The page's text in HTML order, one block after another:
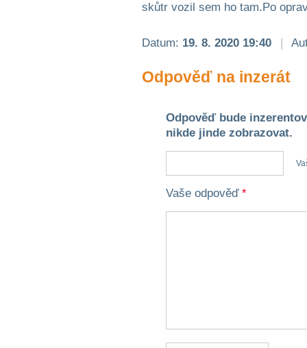
skůtr vozil sem ho tam.Po
Datum: 19. 8. 2020 19:40 |
Odpověď na inzerát
Odpověď bude
nikde jinde zobrazovat.
Vaše odpověď *